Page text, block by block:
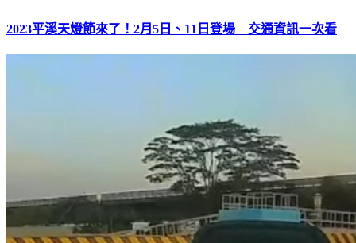
2023平溪天燈節來了！2月5日、11日登場 交通資訊一次看